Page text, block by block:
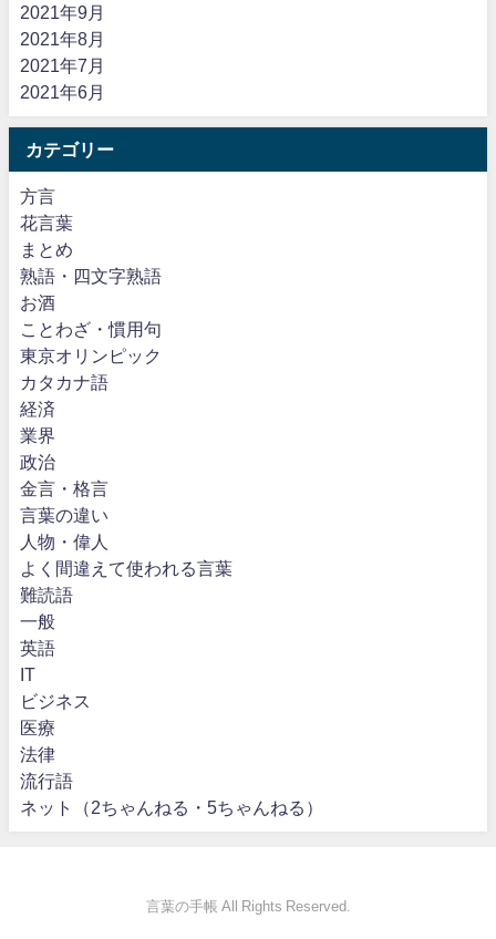
2021年9月
2021年8月
2021年7月
2021年6月
カテゴリー
方言
花言葉
まとめ
熟語・四文字熟語
お酒
ことわざ・慣用句
東京オリンピック
カタカナ語
経済
業界
政治
金言・格言
言葉の違い
人物・偉人
よく間違えて使われる言葉
難読語
一般
英語
IT
ビジネス
医療
法律
流行語
ネット（2ちゃんねる・5ちゃんねる）
言葉の手帳 All Rights Reserved.